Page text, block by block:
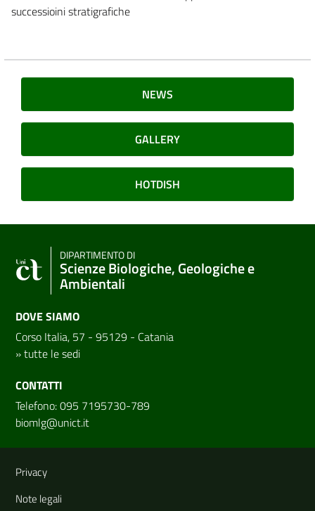
successioini stratigrafiche
NEWS
GALLERY
HOTDISH
DIPARTIMENTO DI
Scienze Biologiche, Geologiche e
Ambientali
DOVE SIAMO
Corso Italia, 57 - 95129 - Catania
»tutte le sedi
CONTATTI
Telefono: 095 7195730-789
biomlg@unict.it
Link e informazioni utili
Privacy
Note legali